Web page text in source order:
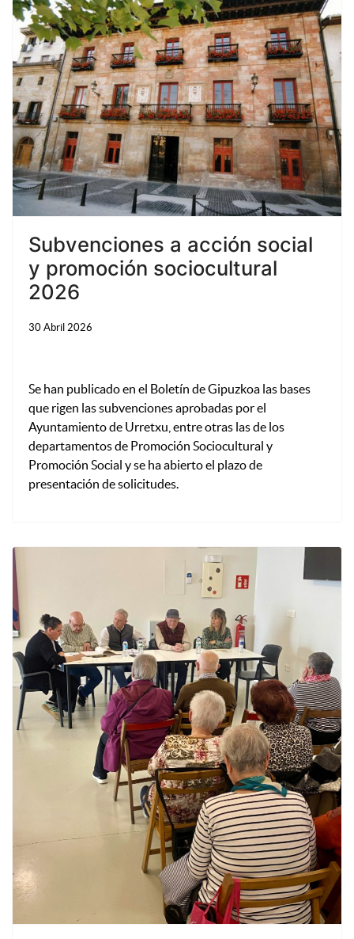
Subvenciones a acción social
y promoción sociocultural
2026
30 Abril 2026
Se han publicado en el Boletín de Gipuzkoa las bases
que rigen las subvenciones aprobadas por el
Ayuntamiento de Urretxu, entre otras las de los
departamentos de Promoción Sociocultural y
Promoción Social y se ha abierto el plazo de
presentación de solicitudes.